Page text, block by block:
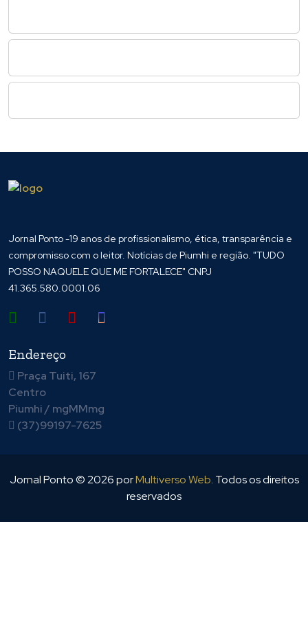
Jornal Ponto -19 anos de profissionalismo, ética, transparência e
compromisso com o leitor. Notícias de Piumhi e região. "TUDO
POSSO NAQUELE QUE ME FORTALECE" CNPJ
41.365.580.0001.06
Endereço
Praça Tuiti, 167
Centro
Piumhi / mgMMmg
(37)99197-7625
Jornal Ponto ©2026porMultiverso Web. Todos os direitos
reservados